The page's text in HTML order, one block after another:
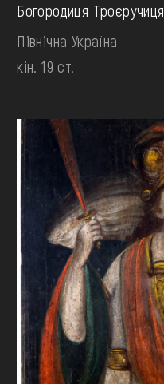
Богородиця Троєручиця
Північна Україна
кін. 19 ст.